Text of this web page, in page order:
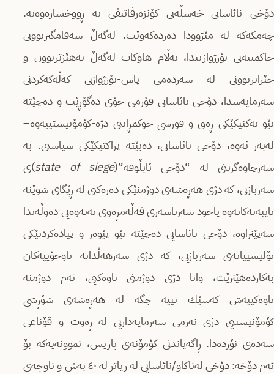
دۆخی نائاسایی خەسڵەتی كۆنزەرڤاتیڤی بە ڕووخسارەوەیە.
چەمكەكە لە مێژوودا دەردەكەوێت. لەگەڵ سەقامگیربوونی
حاكمییەتی بۆرژوازییدا، بەڵام هاوكات لەگەڵ بەهێزتربوون و
خێراتربوونی لە سەردەمی پاش-بۆرژوازیی كەڵەكەكردنی
سەرمایەشدا، دۆخی نائاسایی فۆرمی خۆی دەگۆڕێت و دەچێتە
نێو تەكنیكێكی ڕەق و قورسی حوكمڕانیی دژە-كۆمۆنیستییەوە–
لەبەر ئەوە، دۆخی نائاسایی، دەبێتە پراكتیكێكی سیاسیی. بە
سەرچاوەگرتنی لە “دۆخی ئابڵوقە”(state of siege)ی
سەربازیی، كە دژی هەڕەشەی دوژمنێكی دەرەكیی لە ڕێگای شوێنە
تایبەتەكانەوە یاخود سەرتاسەری قەڵەمڕەوی نەتەوەیی دەوڵەتدا
سەپێنراوە، دۆخی نائاسایی دەچێتە نێو پێوەر و پیادەكردنێكی
پۆلیسییانەى سەربازیی، كە دژی سەرهەڵدانە ناوخۆییەكان
بەكاردەهێنرێت، واتا دژی دوژمنی ناوەكیی، ئەم دوژمنە
ناوەكییەش كەسێك نییە جگە لە هەڕەشەى شۆڕشی
كۆمۆنیستیی دژی نەزمی سەرمایەداریی لە ڕەوت و قۆناغی
سەدەى نۆزدەدا. ڕاگەیاندنی كۆمۆنەى پاریس، نموونەیەكە بۆ
ئەم دۆخە: دۆخی لەناكاو/نائاسایی لە زیاتر لە ٤٠ بەش و ناوچەی